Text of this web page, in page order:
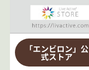
「エンビロン」公
式ストア